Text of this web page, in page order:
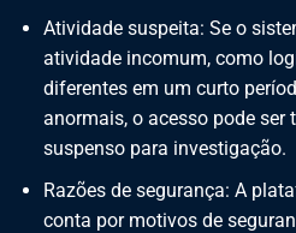
Atividade suspeita: Se o
atividade incomum, como
diferentes em um curto
anormais, o acesso pode ser
suspenso para investigação.
Razões de segurança: A
conta por motivos de